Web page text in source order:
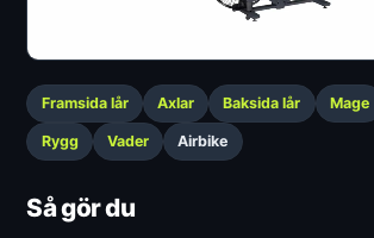
Framsida lår Axlar Baksida lår Mage
Rygg Vader Airbike
Så gör du